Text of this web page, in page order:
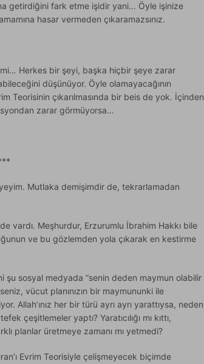
getirdiğini fark etme işidir yani… Öyle işinize
hasar vermeden çıkaramazsınız.
Herkes bir şeyi, başka hiçbir şeye zarar
düşünüyor. Öyle olamayacağının
Teorisinin çıkarılmasında bir beis de yok. İçinden
zarar görmüyorsa…
Mutlaka demişimdir de, tekrarlamadan
vardı. Meşhurdur, Erzurumlu İbrahim Hakkı bile
ve bu gözlemden yola çıkarak en kestirme
şu sosyal medyada “senin deden maymun olabilir
vücut planınızın bir maymununki ile
Allah’ınız her bir türü ayrı ayrı yarattıysa, neden
çeşitlemeler yaptı? Yaratıcılığı mı kıttı,
planlar üretmeye zamanı mı yetmedi?
Evrim Teorisiyle çelişmeyecek biçimde